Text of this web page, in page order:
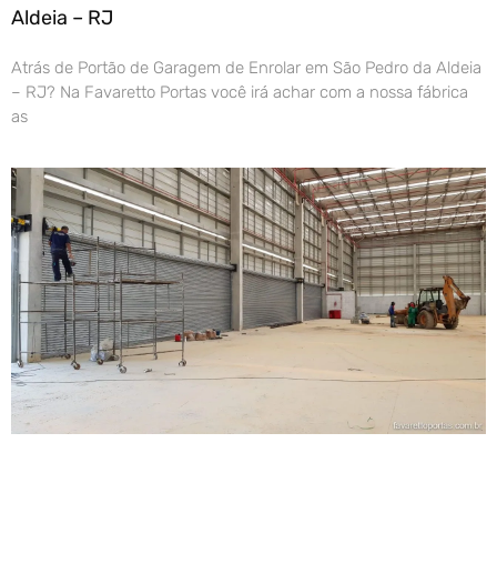
Aldeia – RJ
Atrás de Portão de Garagem de Enrolar em São Pedro da Aldeia
– RJ? Na Favaretto Portas você irá achar com a nossa fábrica
as